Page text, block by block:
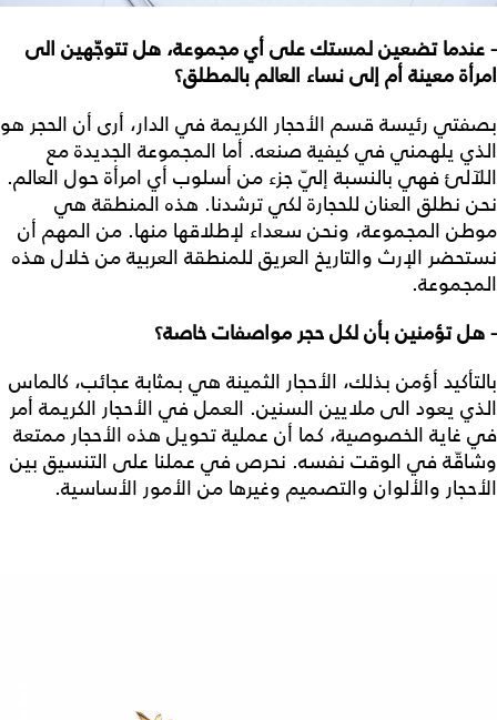
- عندما تضعين لمستك على أي مجموعة، هل تتوجّهين الى
امرأة معينة أم إلى نساء العالم بالمطلق؟
بصفتي رئيسة قسم الأحجار الكريمة في الدار، أرى أن الحجر هو
الذي يلهمني في كيفية صنعه. أما المجموعة الجديدة مع
اللآلئ فهي بالنسبة إليّ جزء من أسلوب أي امرأة حول العالم.
نحن نطلق العنان للحجارة لكي ترشدنا. هذه المنطقة هي
موطن المجموعة، ونحن سعداء لإطلاقها منها. من المهم أن
نستحضر الإرث والتاريخ العريق للمنطقة العربية من خلال هذه
المجموعة.
- هل تؤمنين بأن لكل حجر مواصفات خاصة؟
بالتأكيد أؤمن بذلك، الأحجار الثمينة هي بمثابة عجائب، كالماس
الذي يعود الى ملايين السنين. العمل في الأحجار الكريمة أمر
في غاية الخصوصية، كما أن عملية تحويل هذه الأحجار ممتعة
وشاقّة في الوقت نفسه. نحرص في عملنا على التنسيق بين
الأحجار والألوان والتصميم وغيرها من الأمور الأساسية.